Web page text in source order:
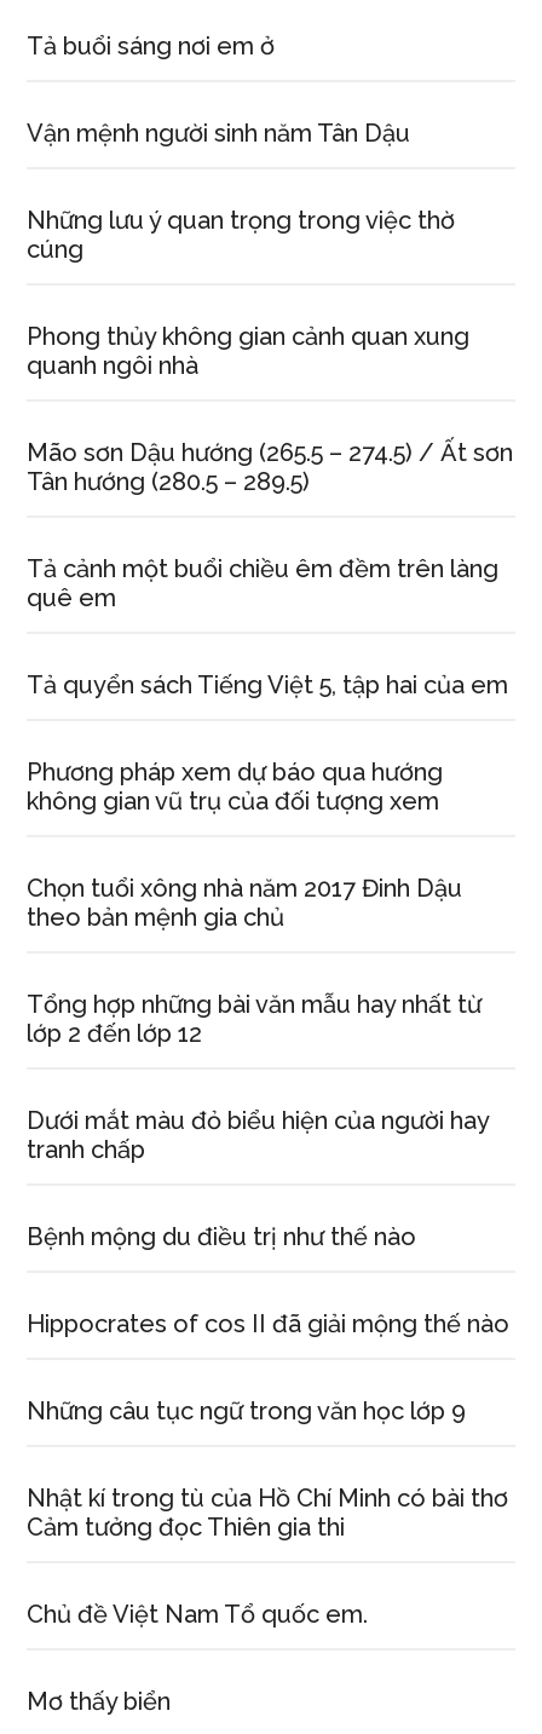
Tả buổi sáng nơi em ở
Vận mệnh người sinh năm Tân Dậu
Những lưu ý quan trọng trong việc thờ
cúng
Phong thủy không gian cảnh quan xung
quanh ngôi nhà
Mão sơn Dậu hướng (265.5 – 274.5) / Ất sơn
Tân hướng (280.5 – 289.5)
Tả cảnh một buổi chiều êm đềm trên làng
quê em
Tả quyển sách Tiếng Việt 5, tập hai của em
Phương pháp xem dự báo qua hướng
không gian vũ trụ của đối tượng xem
Chọn tuổi xông nhà năm 2017 Đinh Dậu
theo bản mệnh gia chủ
Tổng hợp những bài văn mẫu hay nhất từ
lớp 2 đến lớp 12
Dưới mắt màu đỏ biểu hiện của người hay
tranh chấp
Bệnh mộng du điều trị như thế nào
Hippocrates of cos II đã giải mộng thế nào
Những câu tục ngữ trong văn học lớp 9
Nhật kí trong tù của Hồ Chí Minh có bài thơ
Cảm tưởng đọc Thiên gia thi
Chủ đề Việt Nam Tổ quốc em.
Mơ thấy biển